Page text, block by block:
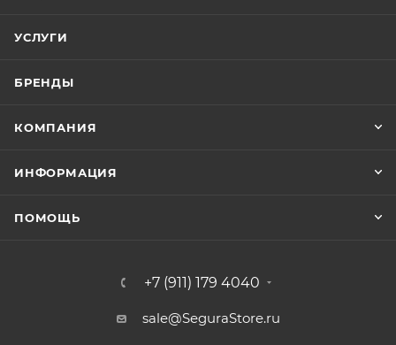
УСЛУГИ
БРЕНДЫ
КОМПАНИЯ
ИНФОРМАЦИЯ
ПОМОЩЬ
+7 (911) 179 4040
sale@SeguraStore.ru